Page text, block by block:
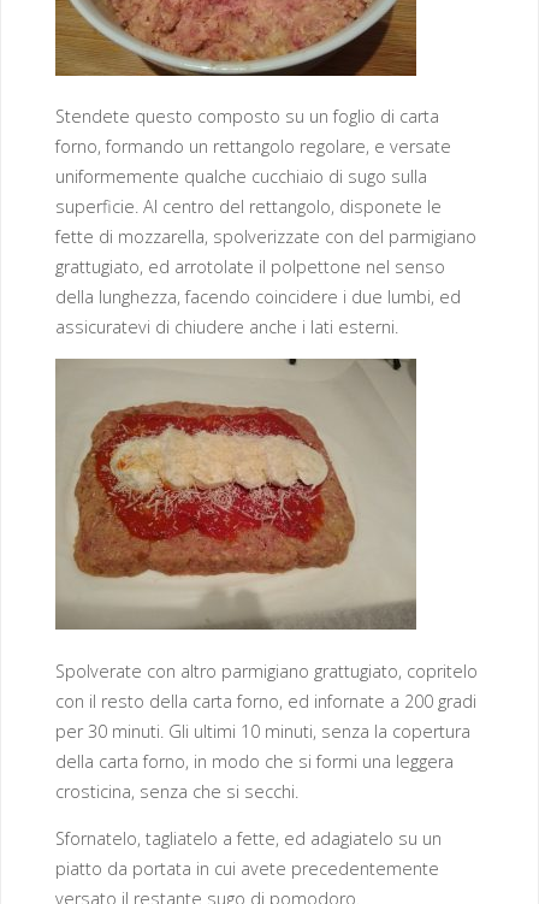
Stendete questo composto su un foglio di carta
forno, formando un rettangolo regolare, e versate
uniformemente qualche cucchiaio di sugo sulla
superficie. Al centro del rettangolo, disponete le
fette di mozzarella, spolverizzate con del parmigiano
grattugiato, ed arrotolate il polpettone nel senso
della lunghezza, facendo coincidere i due lumbi, ed
assicuratevi di chiudere anche i lati esterni.
Spolverate con altro parmigiano grattugiato, copritelo
con il resto della carta forno, ed infornate a 200 gradi
per 30 minuti. Gli ultimi 10 minuti, senza la copertura
della carta forno, in modo che si formi una leggera
crosticina, senza che si secchi.
Sfornatelo, tagliatelo a fette, ed adagiatelo su un
piatto da portata in cui avete precedentemente
versato il restante sugo di pomodoro.